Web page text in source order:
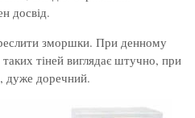
досвід.
зморшки. При денному
тіней виглядає штучно, при
дуже доречний.